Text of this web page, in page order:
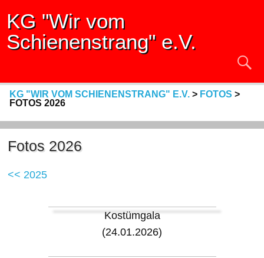
KG "Wir vom
Schienenstrang" e.V.
KG "WIR VOM SCHIENENSTRANG" E.V.> FOTOS >
FOTOS 2026
Fotos 2026
<< 2025
Kostümgala
(24.01.2026)